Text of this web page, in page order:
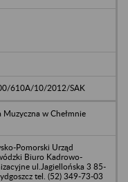
610A/10/2012/SAK
Muzyczna w Chełmnie
Pomorski Urząd
Biuro Kadrowo-
ul.Jagiellońska 3 85-
tel. (52) 349-73-03